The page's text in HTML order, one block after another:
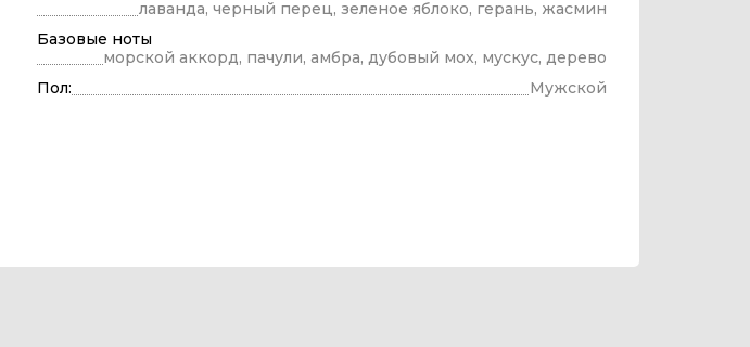
лаванда, черный перец, зеленое яблоко, герань, жасмин
Базовые ноты
морской аккорд, пачули, амбра, дубовый мох, мускус, дерево
Пол:
Мужской